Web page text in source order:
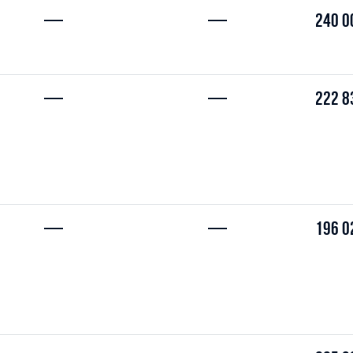
— — 240
— — 222
— — 196